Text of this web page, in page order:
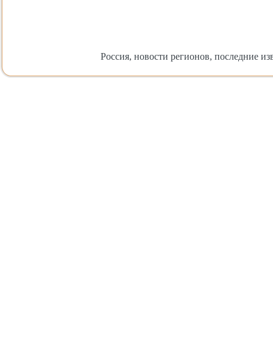
Россия, новости регионов, последние